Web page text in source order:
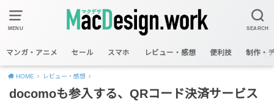
MENU SEARCH
マンガ・アニメ セール スマホ レビュー・感想 便利技 制作・
HOME レビュー・感想
docomoも参入する、QRコード決済サービス